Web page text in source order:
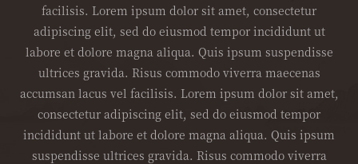
facilisis. Lorem ipsum dolor sit amet, consectetur
adipiscing elit, sed do eiusmod tempor incididunt ut
labore et dolore magna aliqua. Quis ipsum suspendisse
ultrices gravida. Risus commodo viverra maecenas
accumsan lacus vel facilisis. Lorem ipsum dolor sit amet,
consectetur adipiscing elit, sed do eiusmod tempor
incididunt ut labore et dolore magna aliqua. Quis ipsum
suspendisse ultrices gravida. Risus commodo viverra